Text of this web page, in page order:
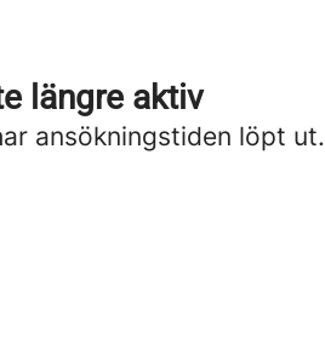
längre aktiv
ansökningstiden löpt ut.